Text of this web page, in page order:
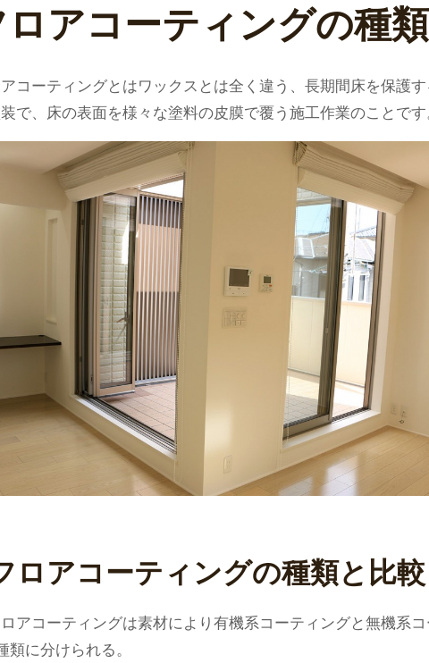
ロアコーティングの種類
コーティングとはワックスとは全く違う、長期間床を保護す
で、床の表面を様々な塗料の皮膜で覆う施工作業のことです
ロアコーティングの種類と比較
ロアコーティングは素材により有機系コーティングと無機系
類に分けられる。